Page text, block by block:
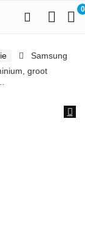
0
Samsung
groot